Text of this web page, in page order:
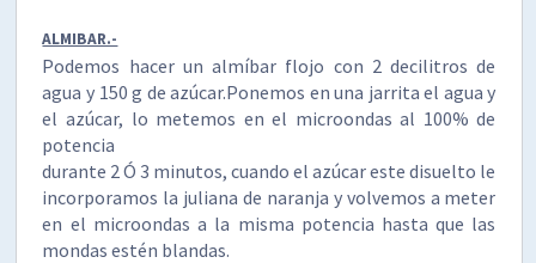
ALMIBAR.-
Podemos hacer un almíbar flojo con 2 decilitros de
agua y 150 g de azúcar.Ponemos en una jarrita el agua y
el azúcar, lo metemos en el microondas al 100% de
potencia
durante 2 Ó 3 minutos, cuando el azúcar este disuelto le
incorporamos la juliana de naranja y volvemos a meter
en el microondas a la misma potencia hasta que las
mondas estén blandas.